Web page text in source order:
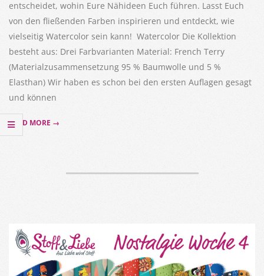
entscheidet, wohin Eure Nähideen Euch führen. Lasst Euch
von den fließenden Farben inspirieren und entdeckt, wie
vielseitig Watercolor sein kann! Watercolor Die Kollektion
besteht aus: Drei Farbvarianten Material: French Terry
(Materialzusammensetzung 95 % Baumwolle und 5 %
Elasthan) Wir haben es schon bei den ersten Auflagen gesagt
und können
READ MORE →